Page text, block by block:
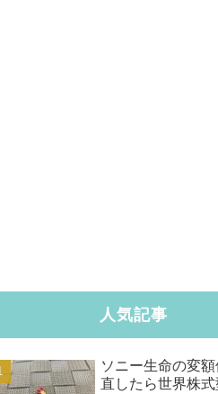
人気記事
ソニー生命の変
直したら世界株